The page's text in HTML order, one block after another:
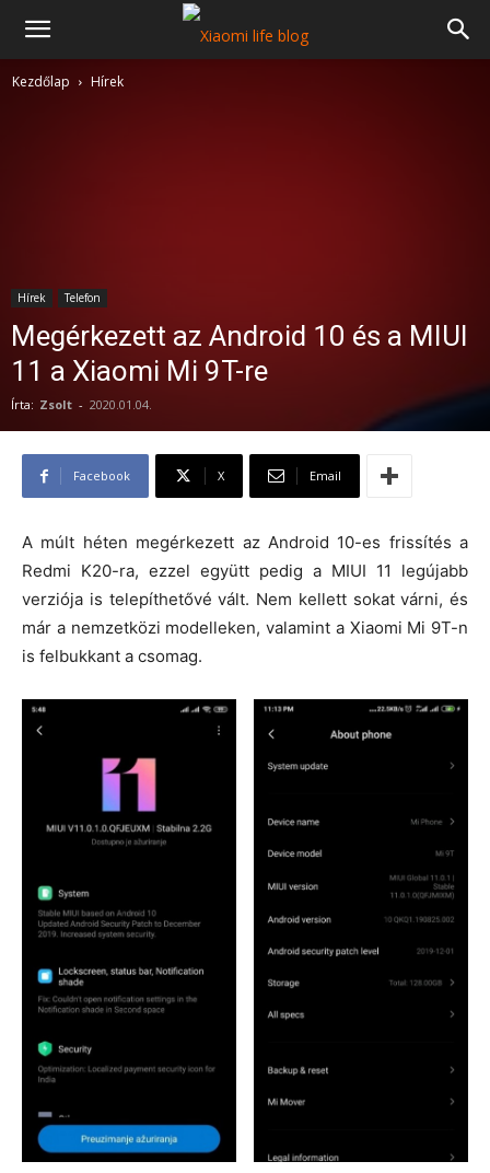
Kezdőlap Hírek
Hírek Telefon
Megérkezett az Android 10 és a MIUI
11 a Xiaomi Mi 9T-re
Írta: Zsolt - 2020.01.04.
Facebook X Email
A múlt héten megérkezett az Android 10-es frissítés a
Redmi K20-ra, ezzel együtt pedig a MIUI 11 legújabb
verziója is telepíthetővé vált. Nem kellett sokat várni, és
már a nemzetközi modelleken, valamint a Xiaomi Mi 9T-n
is felbukkant a csomag.